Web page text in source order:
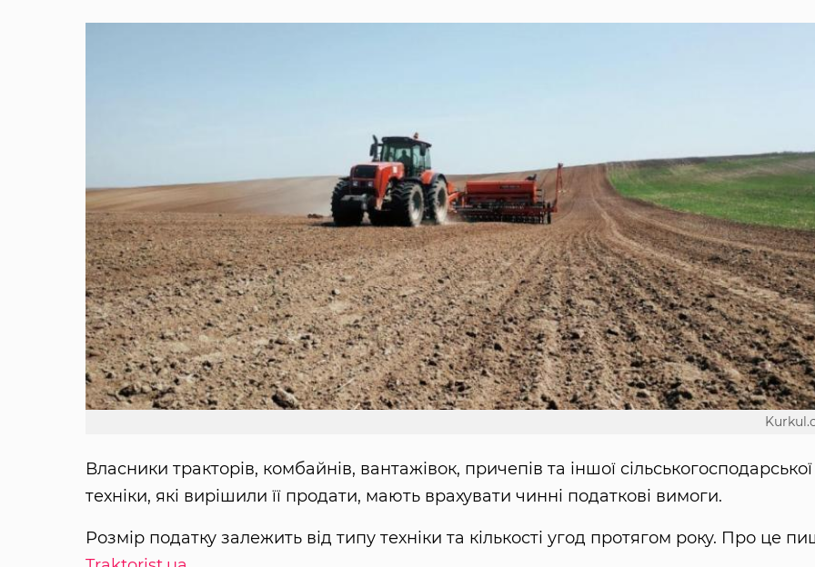
Власники тракторів, комбайнів, вантажівок, причепів та іншої сільськогосподарської
техніки, які вирішили її продати, мають врахувати чинні податкові вимоги.
Розмір податку залежить від типу техніки та кількості угод протягом року. Про це